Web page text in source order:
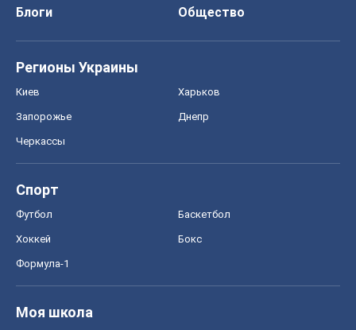
Блоги
Общество
Регионы Украины
Киев Харьков
Запорожье Днепр
Черкассы
Спорт
Футбол Баскетбол
Хоккей Бокс
Формула-1
Моя школа